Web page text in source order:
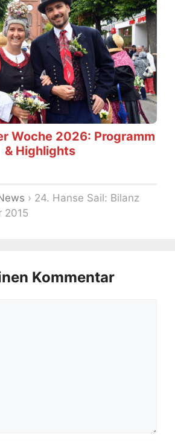
Woche 2026: Programm
& Highlights
› 24. Hanse Sail: Bilanz
2015
Kommentar